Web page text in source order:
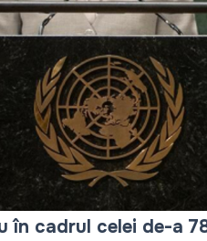
în cadrul celei de-a